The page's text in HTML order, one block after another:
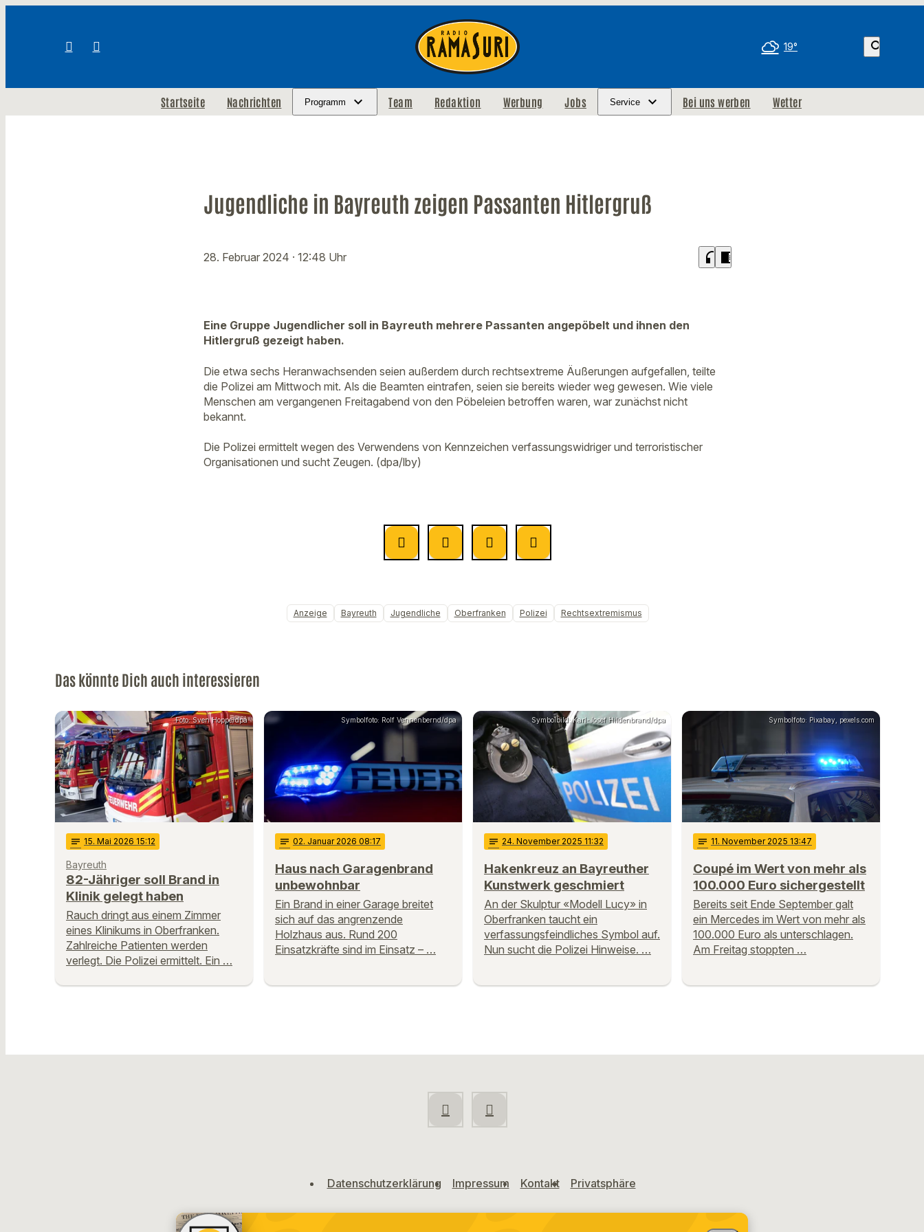
19° search
Startseite Nachrichten Programm Team Redaktion Werbung Jobs Service Bei uns werben Wetter
Jugendliche in Bayreuth zeigen Passanten Hitlergruß
28. Februar 2024 · 12:48 Uhr headphones chrome_reader_mode
Eine Gruppe Jugendlicher soll in Bayreuth mehrere Passanten angepöbelt und ihnen den
Hitlergruß gezeigt haben.
Die etwa sechs Heranwachsenden seien außerdem durch rechtsextreme Äußerungen aufgefallen, teilte
die Polizei am Mittwoch mit. Als die Beamten eintrafen, seien sie bereits wieder weg gewesen. Wie viele
Menschen am vergangenen Freitagabend von den Pöbeleien betroffen waren, war zunächst nicht
bekannt.
Die Polizei ermittelt wegen des Verwendens von Kennzeichen verfassungswidriger und terroristischer
Organisationen und sucht Zeugen. (dpa/lby)
Anzeige Bayreuth Jugendliche Oberfranken Polizei Rechtsextremismus
Das könnte Dich auch interessieren
Foto: Sven Hoppe/dpa
notes 15. Mai 2026 15:12
Bayreuth
82-Jähriger soll Brand in
Klinik gelegt haben
Rauch dringt aus einem Zimmer
eines Klinikums in Oberfranken.
Zahlreiche Patienten werden
verlegt. Die Polizei ermittelt. Ein …
Symbolfoto: Rolf Vennenbernd/dpa
notes 02. Januar 2026 08:17
Haus nach Garagenbrand
unbewohnbar
Ein Brand in einer Garage breitet
sich auf das angrenzende
Holzhaus aus. Rund 200
Einsatzkräfte sind im Einsatz – …
Symbolbild: Karl-Josef Hildenbrand/dpa
notes 24. November 2025 11:32
Hakenkreuz an Bayreuther
Kunstwerk geschmiert
An der Skulptur «Modell Lucy» in
Oberfranken taucht ein
verfassungsfeindliches Symbol auf.
Nun sucht die Polizei Hinweise. …
Symbolfoto: Pixabay, pexels.com
notes 11. November 2025 13:47
Coupé im Wert von mehr als
100.000 Euro sichergestellt
Bereits seit Ende September galt
ein Mercedes im Wert von mehr als
100.000 Euro als unterschlagen.
Am Freitag stoppten …
Datenschutzerklärung Impressum Kontakt Privatsphäre